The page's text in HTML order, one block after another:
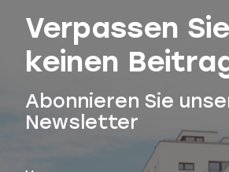
Verpassen Sie
keinen
Abonnieren Sie
Newsletter